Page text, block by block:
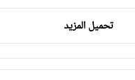
تحميل المزيد